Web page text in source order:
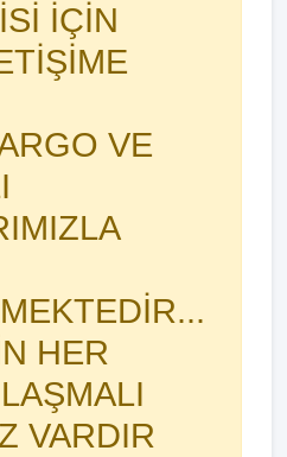
İÇİN
VE
HER
VARDIR